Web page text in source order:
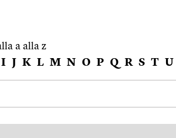
a alla z
I J K L M N O P Q R S T U